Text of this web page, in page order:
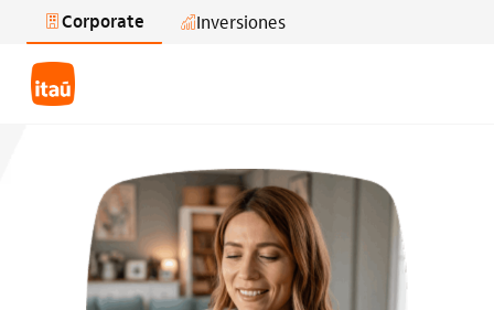
Saltar al contenido principal
Corporate Inversiones